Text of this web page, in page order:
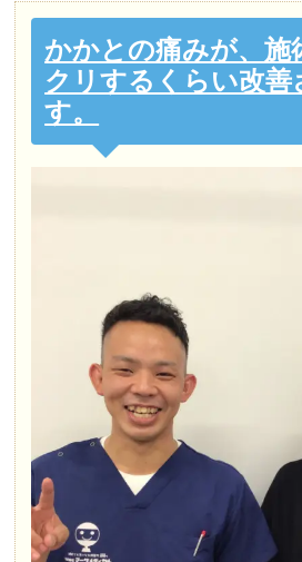
かかとの痛みが、施
クリするくらい改善
す。